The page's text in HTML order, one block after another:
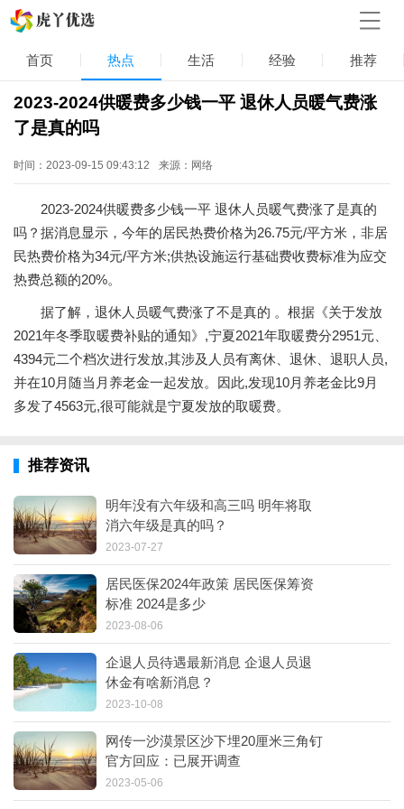
首页 热点 生活 经验 推荐
2023-2024供暖费多少钱一平 退休人员暖气费涨
了是真的吗
时间：2023-09-15 09:43:12 来源：网络
2023-2024供暖费多少钱一平 退休人员暖气费涨了是真的
吗？据消息显示，今年的居民热费价格为26.75元/平方米，非居
民热费价格为34元/平方米;供热设施运行基础费收费标准为应交
热费总额的20%。
据了解，退休人员暖气费涨了不是真的 。根据《关于发放
2021年冬季取暖费补贴的通知》,宁夏2021年取暖费分2951元、
4394元二个档次进行发放,其涉及人员有离休、退休、退职人员,
并在10月随当月养老金一起发放。因此,发现10月养老金比9月
多发了4563元,很可能就是宁夏发放的取暖费。
推荐资讯
明年没有六年级和高三吗 明年将取
消六年级是真的吗？
2023-07-27
居民医保2024年政策 居民医保筹资
标准 2024是多少
2023-08-06
企退人员待遇最新消息 企退人员退
休金有啥新消息？
2023-10-08
网传一沙漠景区沙下埋20厘米三角钉
官方回应：已展开调查
2023-05-06